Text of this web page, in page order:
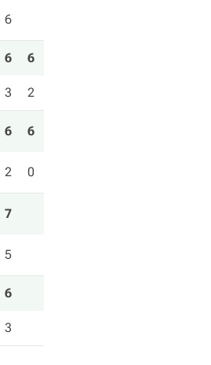
6
6 6
3 2
6 6
2 0
7
5
6
3